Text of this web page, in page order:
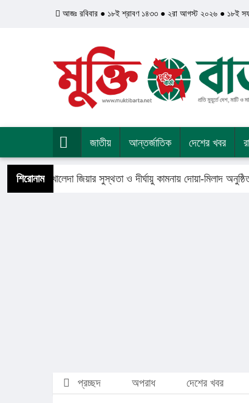
আজঃ রবিবার ● ১৮ই শ্রাবণ ১৪৩৩ ● ২রা আগস্ট ২০২৬ ● ১৮ই
জাতীয় আন্তর্জাতিক দেশের খবর
শিরোনামখালেদা জিয়ার সুস্থতা ও দীর্ঘায়ু কামনায় দোয়া-মিলাদ অনুষ্ঠিত
প্রচ্ছদ অপরাধ দেশের খবর